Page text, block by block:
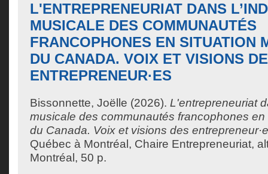
L'ENTREPRENEURIAT DANS
MUSICALE DES COMMUNAUTÉS
FRANCOPHONES EN SITUATION
DU CANADA. VOIX ET VISIONS
ENTREPRENEUR·ES
Bissonnette, Joëlle (2026). L'entrepreneuriat
musicale des communautés francophones en
du Canada. Voix et visions des
Québec à Montréal, Chaire Entrepreneuriat,
Montréal, 50 p.